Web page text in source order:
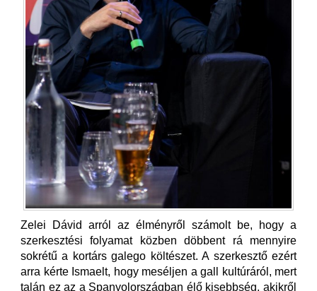
Zelei Dávid arról az élményről számolt be, hogy a
szerkesztési folyamat közben döbbent rá mennyire
sokrétű a kortárs galego költészet. A szerkesztő ezért
arra kérte Ismaelt, hogy meséljen a gall kultúráról, mert
talán ez az a Spanyolországban élő kisebbség, akikről